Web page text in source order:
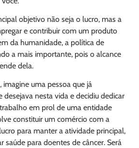
objetivo não seja o lucro, mas a
e contribuir com um produto
da humanidade, a política de
a mais importante, pois o alcance
dela.
uma pessoa que já
desejava nesta vida e decidiu dedicar
em prol de uma entidade
constituir um comércio com a
para manter a atividade principal,
saúde para doentes de câncer. Será